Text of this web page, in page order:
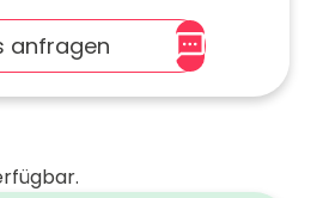
anfragen